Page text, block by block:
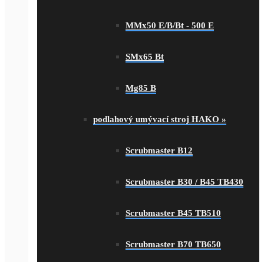
MMx50 E/B/Bt - 500 E
SMx65 Bt
Mg85 B
podlahový umývací stroj HAKO »
Scrubmaster B12
Scrubmaster B30 / B45 TB430
Scrubmaster B45 TB510
Scrubmaster B70 TB650